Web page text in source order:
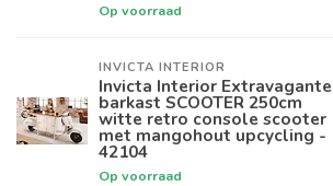
Op voorraad
INVICTA INTERIOR
Invicta Interior Extravagante
barkast SCOOTER 250cm
witte retro console scooter
met mangohout upcycling -
42104
Op voorraad